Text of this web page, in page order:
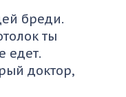
бреди.
ты
едет.
доктор,